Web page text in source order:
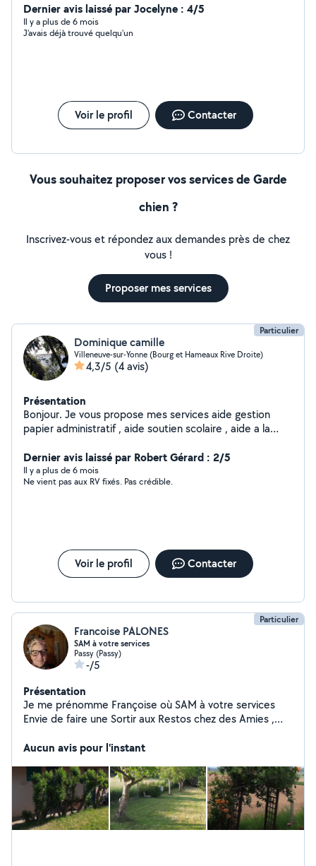
Dernier avis laissé par Jocelyne : 4/5
Il y a plus de 6 mois
J'avais déjà trouvé quelqu'un
Voir le profil Contacter
Vous souhaitez proposer vos services de Garde
chien ?
Inscrivez-vous et répondez aux demandes près de chez
vous !
Proposer mes services
Particulier
Dominique camille
Villeneuve-sur-Yonne (Bourg et Hameaux Rive Droite)
4,3/5 (4 avis)
Présentation
Bonjour. Je vous propose mes services aide gestion
papier administratif , aide soutien scolaire , aide a la
Dynamique,sérieuse souriante respectueuse
Dernier avis laissé par Robert Gérard : 2/5
Il y a plus de 6 mois
Ne vient pas aux RV fixés. Pas crédible.
Voir le profil Contacter
Particulier
Francoise PALONES
SAM à votre services
Passy (Passy)
-/5
Présentation
Je me prénomme Françoise où SAM à votre services
Envie de faire une Sortir aux Restos chez des Amies ,
inquiétez pour votre permis , vos points les Amandes les
évite tous cela , je vous emmène vous ramène, pour en
s'avoir plus j'attends vos messages aux plaisir Françoise
ou SAM De même je peux emmener des personnes
sans permis pour ce rendre aux RDV Médicaux,
Adminitratif, courses ext.... Cordialement
Aucun avis pour l'instant